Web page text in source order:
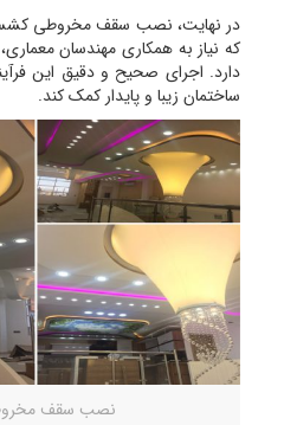
در نهایت، نصب سقف مخروطی
که نیاز به همکاری مهندسان
دارد. اجرای صحیح و دقیق این
ساختمان زیبا و پایدار کمک کند.
نصب سقف